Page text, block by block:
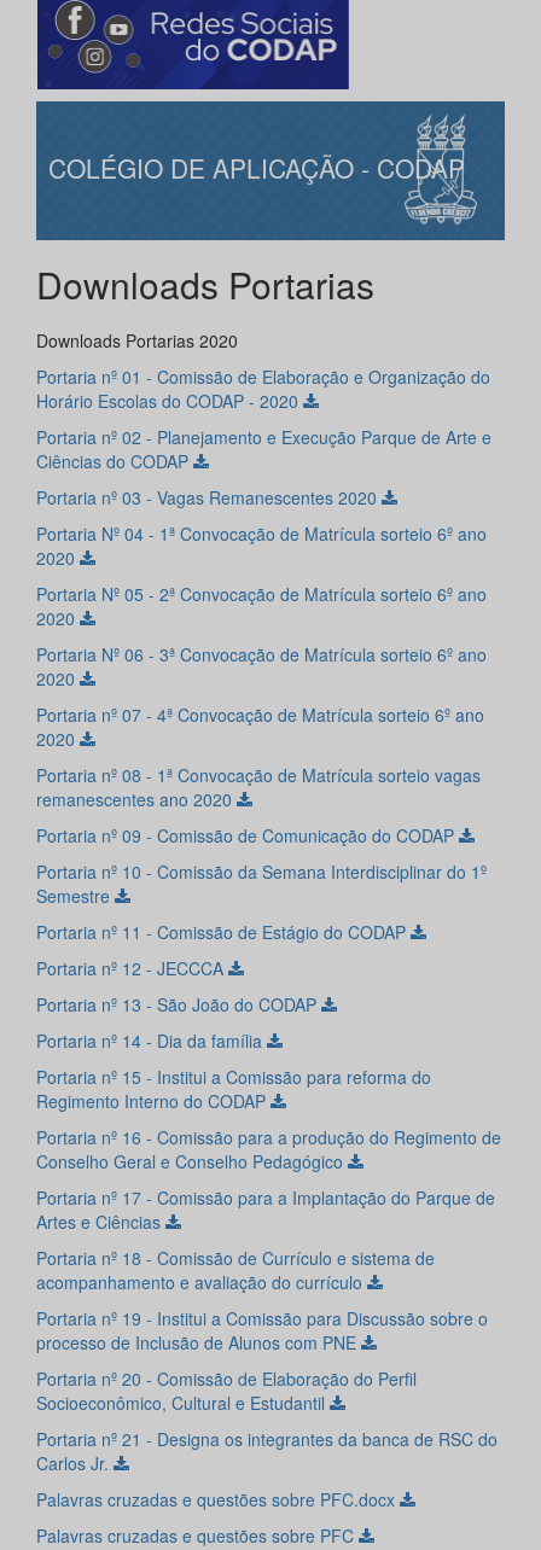
COLÉGIO DE APLICAÇÃO - CODAP
Downloads Portarias
Downloads Portarias 2020
Portaria nº 01 - Comissão de Elaboração e Organização do
Horário Escolas do CODAP - 2020
Portaria nº 02 - Planejamento e Execução Parque de Arte e
Ciências do CODAP
Portaria nº 03 - Vagas Remanescentes 2020
Portaria Nº 04 - 1ª Convocação de Matrícula sorteio 6º ano
2020
Portaria Nº 05 - 2ª Convocação de Matrícula sorteio 6º ano
2020
Portaria Nº 06 - 3ª Convocação de Matrícula sorteio 6º ano
2020
Portaria nº 07 - 4ª Convocação de Matrícula sorteio 6º ano
2020
Portaria nº 08 - 1ª Convocação de Matrícula sorteio vagas
remanescentes ano 2020
Portaria nº 09 - Comissão de Comunicação do CODAP
Portaria nº 10 - Comissão da Semana Interdisciplinar do 1º
Semestre
Portaria nº 11 - Comissão de Estágio do CODAP
Portaria nº 12 - JECCCA
Portaria nº 13 - São João do CODAP
Portaria nº 14 - Dia da família
Portaria nº 15 - Institui a Comissão para reforma do
Regimento Interno do CODAP
Portaria nº 16 - Comissão para a produção do Regimento de
Conselho Geral e Conselho Pedagógico
Portaria nº 17 - Comissão para a Implantação do Parque de
Artes e Ciências
Portaria nº 18 - Comissão de Currículo e sistema de
acompanhamento e avaliação do currículo
Portaria nº 19 - Institui a Comissão para Discussão sobre o
processo de Inclusão de Alunos com PNE
Portaria nº 20 - Comissão de Elaboração do Perfil
Socioeconômico, Cultural e Estudantil
Portaria nº 21 - Designa os integrantes da banca de RSC do
Carlos Jr.
Palavras cruzadas e questões sobre PFC.docx
Palavras cruzadas e questões sobre PFC